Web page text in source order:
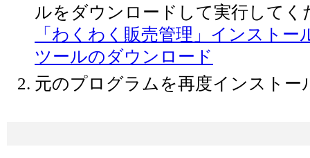
ルをダウンロードして実行してく
「わくわく販売管理」インスト
ツールのダウンロード
元のプログラムを再度インストー